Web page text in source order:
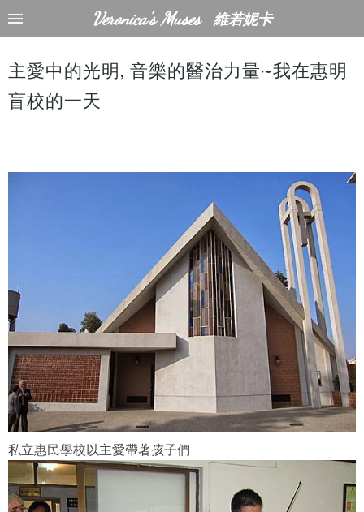
Veronica's Muses 維若妮卡
主愛中的光明, 音樂的醫治力量~我在惠明
盲校的一天
私立惠民學校以主愛帶著孩子們